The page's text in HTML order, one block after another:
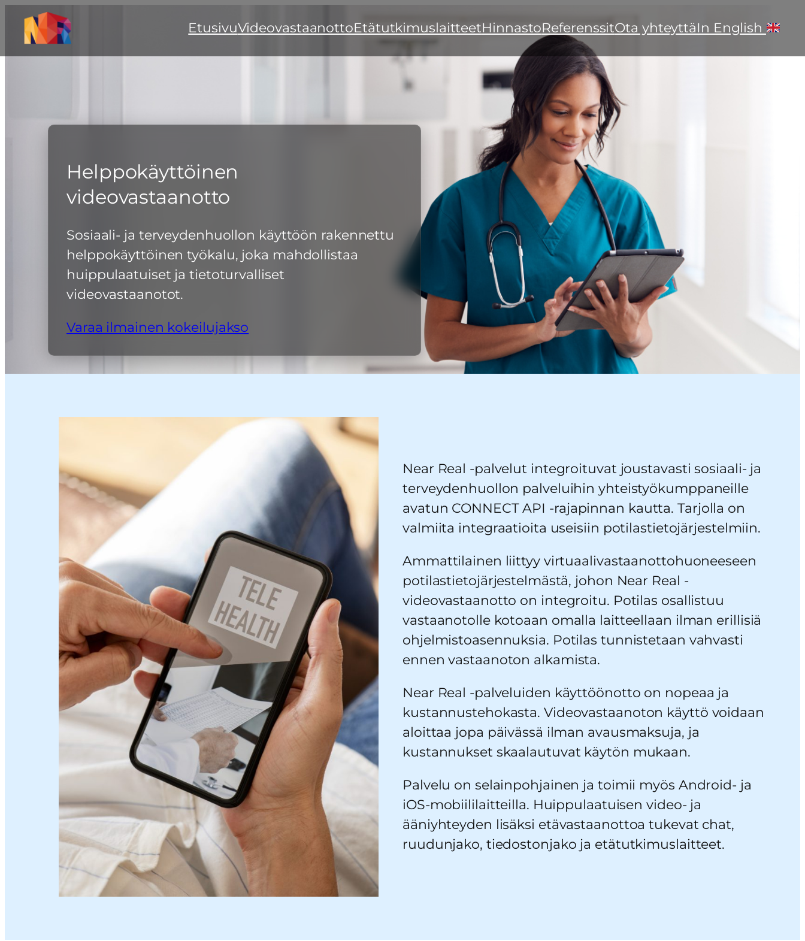
Siirry
sisältöön
EtusivuVideovastaanottoEtätutkimuslaitteetHinnastoReferenssitOta yhteyttäIn English
Helppokäyttöinen
videovastaanotto
Sosiaali- ja terveydenhuollon käyttöön rakennettu
helppokäyttöinen työkalu, joka mahdollistaa
huippulaatuiset ja tietoturvalliset
videovastaanotot.
Varaa ilmainen kokeilujakso
Near Real -palvelut integroituvat joustavasti sosiaali- ja
terveydenhuollon palveluihin yhteistyökumppaneille
avatun CONNECT API -rajapinnan kautta. Tarjolla on
valmiita integraatioita useisiin potilastietojärjestelmiin.
Ammattilainen liittyy virtuaalivastaanottohuoneeseen
potilastietojärjestelmästä, johon Near Real -
videovastaanotto on integroitu. Potilas osallistuu
vastaanotolle kotoaan omalla laitteellaan ilman erillisiä
ohjelmistoasennuksia. Potilas tunnistetaan vahvasti
ennen vastaanoton alkamista.
Near Real -palveluiden käyttöönotto on nopeaa ja
kustannustehokasta. Videovastaanoton käyttö voidaan
aloittaa jopa päivässä ilman avausmaksuja, ja
kustannukset skaalautuvat käytön mukaan.
Palvelu on selainpohjainen ja toimii myös Android- ja
iOS-mobiililaitteilla. Huippulaatuisen video- ja
ääniyhteyden lisäksi etävastaanottoa tukevat chat,
ruudunjako, tiedostonjako ja etätutkimuslaitteet.